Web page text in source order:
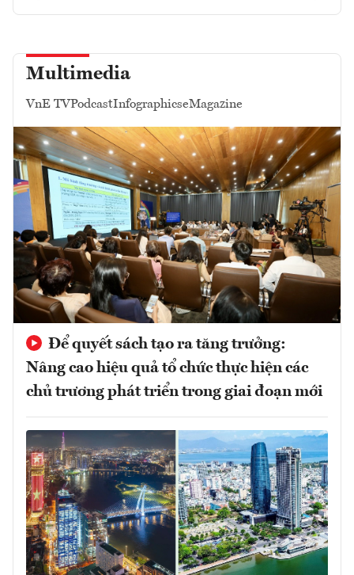
Multimedia
VnE TVPodcastInfographicseMagazine
Để quyết sách tạo ra tăng trưởng:
Nâng cao hiệu quả tổ chức thực hiện các
chủ trương phát triển trong giai đoạn mới